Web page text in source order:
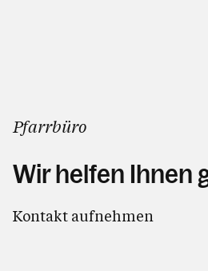
Eintritt
Kalender
Pfarrbüro
Wir helfen Ihnen
Kontakt aufnehmen